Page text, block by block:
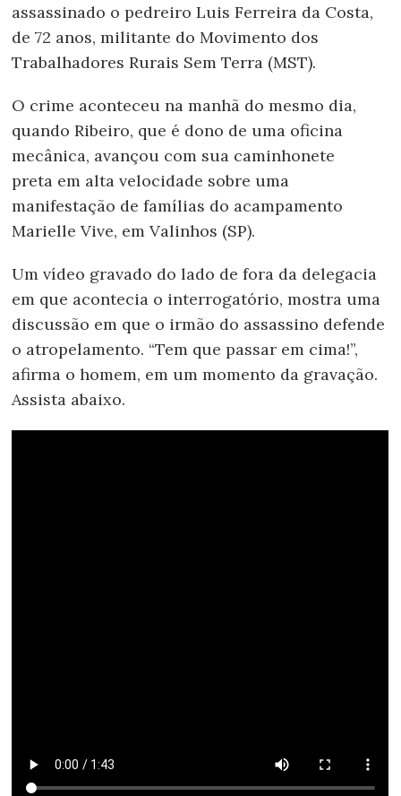
assassinado o pedreiro Luis Ferreira da Costa,
de 72 anos, militante do Movimento dos
Trabalhadores Rurais Sem Terra (MST).
O crime aconteceu na manhã do mesmo dia,
quando Ribeiro, que é dono de uma oficina
mecânica, avançou com sua caminhonete
preta em alta velocidade sobre uma
manifestação de famílias do acampamento
Marielle Vive, em Valinhos (SP).
Um vídeo gravado do lado de fora da delegacia
em que acontecia o interrogatório, mostra uma
discussão em que o irmão do assassino defende
o atropelamento. “Tem que passar em cima!”,
afirma o homem, em um momento da gravação.
Assista abaixo.